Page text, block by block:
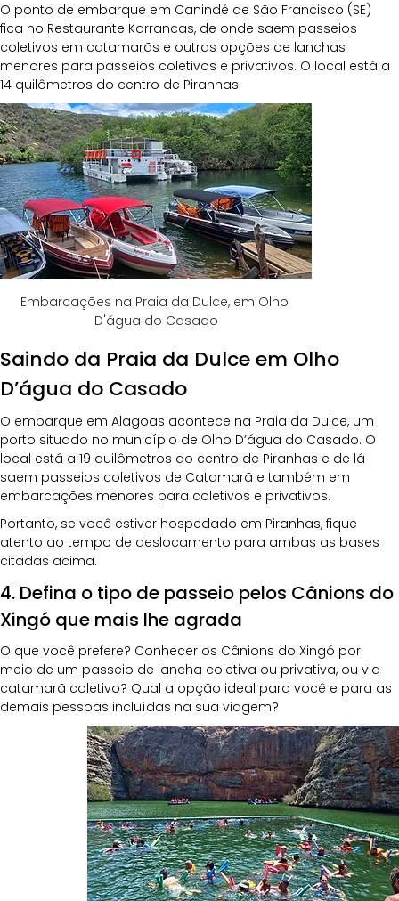
O ponto de embarque em Canindé de São Francisco (SE)
fica no Restaurante Karrancas, de onde saem passeios
coletivos em catamarãs e outras opções de lanchas
menores para passeios coletivos e privativos. O local está a
14 quilômetros do centro de Piranhas.
Embarcações na Praia da Dulce, em Olho
D'água do Casado
Saindo da Praia da Dulce em Olho
D’água do Casado
O embarque em Alagoas acontece na Praia da Dulce, um
porto situado no município de Olho D’água do Casado. O
local está a 19 quilômetros do centro de Piranhas e de lá
saem passeios coletivos de Catamarã e também em
embarcações menores para coletivos e privativos.
Portanto, se você estiver hospedado em Piranhas, fique
atento ao tempo de deslocamento para ambas as bases
citadas acima.
4. Defina o tipo de passeio pelos Cânions do
Xingó que mais lhe agrada
O que você prefere? Conhecer os Cânions do Xingó por
meio de um passeio de lancha coletiva ou privativa, ou via
catamarã coletivo? Qual a opção ideal para você e para as
demais pessoas incluídas na sua viagem?